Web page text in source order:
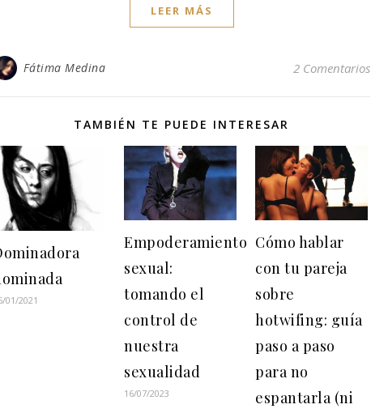
LEER MÁS
Fátima Medina 2 Comentarios
TAMBIÉN TE PUEDE INTERESAR
01/2021
Empoderamiento
sexual:
tomando el
control de
nuestra
sexualidad
16/07/2023
Cómo hablar
con tu pareja
sobre
hotwifing: guía
paso a paso
para no
espantarla (ni